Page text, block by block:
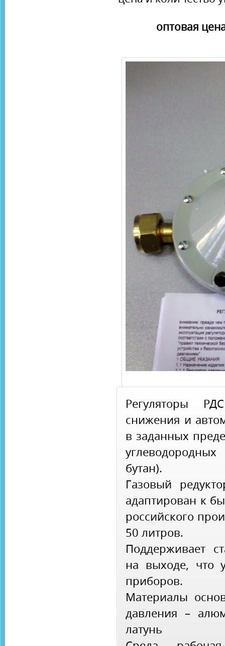
оптовая
Регуляторы
снижения и
в заданных
бутан).
Газовый
адаптирован к
российского
50 литров.
Поддерживает
на выходе, что
приборов.
Материалы
давления –
латунь